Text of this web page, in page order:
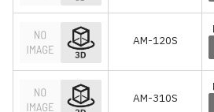
AM-120S
AM-310S